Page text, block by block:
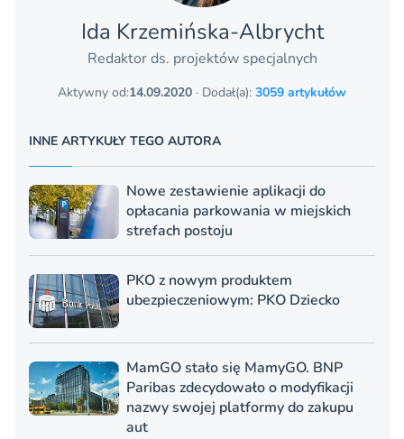
Ida Krzemińska-Albrycht
Redaktor ds. projektów specjalnych
Aktywny od:14.09.2020 · Dodał(a): 3059 artykułów
INNE ARTYKUŁY TEGO AUTORA
Nowe zestawienie aplikacji do
opłacania parkowania w miejskich
strefach postoju
PKO z nowym produktem
ubezpieczeniowym: PKO Dziecko
MamGO stało się MamyGO. BNP
Paribas zdecydowało o modyfikacji
nazwy swojej platformy do zakupu
aut